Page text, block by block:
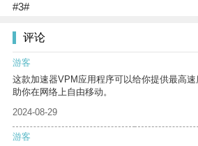
#3#
评论
游客
这款加速器VPM应用程序可以给你提供最高
助你在网络上自由移动。
2024-08-29
游客